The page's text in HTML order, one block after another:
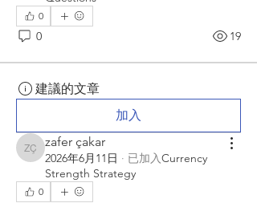
0
0 19
建議的文章
加入
zafer çakar
zafer çakar
2026年6月11日 · 已加入Currency
Strength Strategy
0